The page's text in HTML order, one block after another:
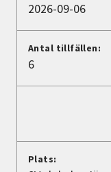
Avdelningar
Lyssna
2026-09-06
Antal tillfällen:
6
Plats: